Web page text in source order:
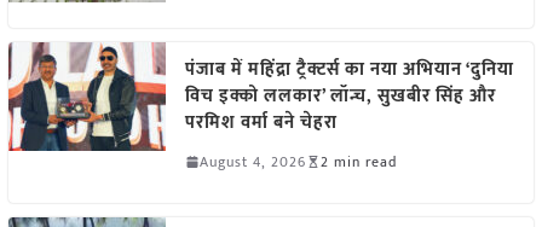
पंजाब में महिंद्रा ट्रैक्टर्स का नया अभियान ‘दुनिया
विच इक्को ललकार’ लॉन्च, सुखबीर सिंह और
परमिश वर्मा बने चेहरा
August 4, 2026 2 min read